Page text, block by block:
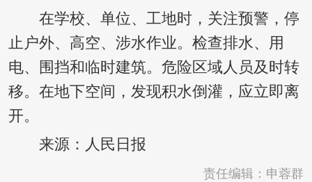
在学校、单位、工地时，关注预警，停
止户外、高空、涉水作业。检查排水、用
电、围挡和临时建筑。危险区域人员及时转
移。在地下空间，发现积水倒灌，应立即离
开。
来源：人民日报
责任编辑：申蓉群